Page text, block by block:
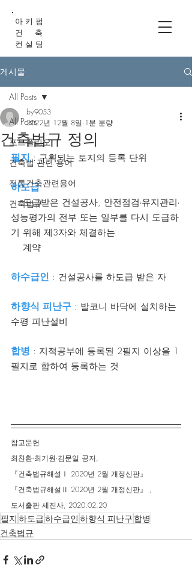
아 키 펌
건 축
컨 설 팅
게시물
All Posts
포트폴리오
건축법 관련 용어
전통건축관련용어
건축법규
All Posts
건축법규 정의
by9053
2022년 12월 8일 1분 분량
필지 : 구획되는 토지의 등록 단위
하도급
  : 도급받은 건설공사, 안전점검∙유지관리∙
성능평가의 전부 또는 일부를 다시 도급하
기 위해 제3자와 체결하는
    계약
하수급인 : 건설공사를 하도급 받은 자
하향식 피난구 : 발코니 바닥에 설치하는
수평 피난설비
합병 : 지적공부에 등록된 2필지 이상을 1
필지로 합하여 등록하는 것
참고문헌
최찬환∙최기원∙김문일 공저,
『건축법규해설Ⅰ 2020년 2월 개정신판』
『건축법규해설Ⅱ 2020년 2월 개정신판』 ,
도서출판 세진사, 2020.02.20
필지 하도급하수급인 하향식 피난구 합병
건축법규